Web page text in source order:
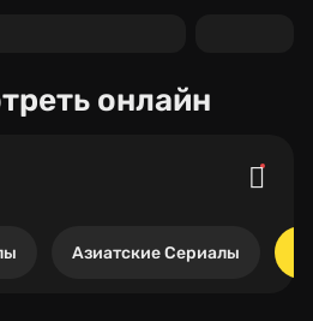
онлайн
Азиатские Сериалы